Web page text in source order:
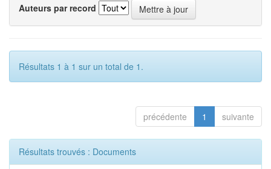
Auteurs par record
Résultats 1 à 1 sur un total de 1.
précédente 1 suivante
Résultats trouvés : Documents